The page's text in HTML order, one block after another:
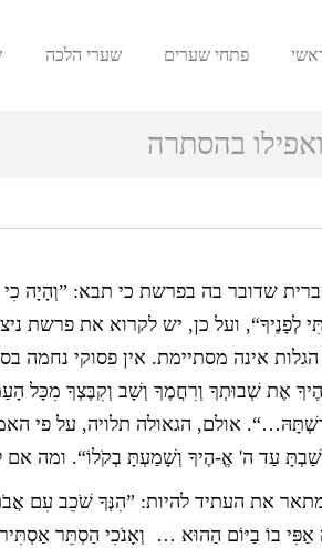
פתחי שערים שערי הלכה
בהסתרה
שדובר בה בפרשת כי תבא: ”וְהָיָה כִי
לְפָנֶיךָ“, ועל כן, יש לקרוא את פרשת
אינה מסתיימת. אין פסוקי נחמה
אֶת שְׁבוּתְךָ וְרִחֲמֶךָ וְשָׁב וְקִבֶּצְךָ מִכָּל
אולם, הגאולה תלויה, על פי
עַד ה' אֱ-הֶיךָ וְשָׁמַעְתָּ בְקֹלוֹ“. ומה אם
את העתיד להיות: ”הִנְּךָ שֹׁכֵב עִם
בוֹ בַיּוֹם הַהוּא … וְאָנֹכִי הַסְתֵּר